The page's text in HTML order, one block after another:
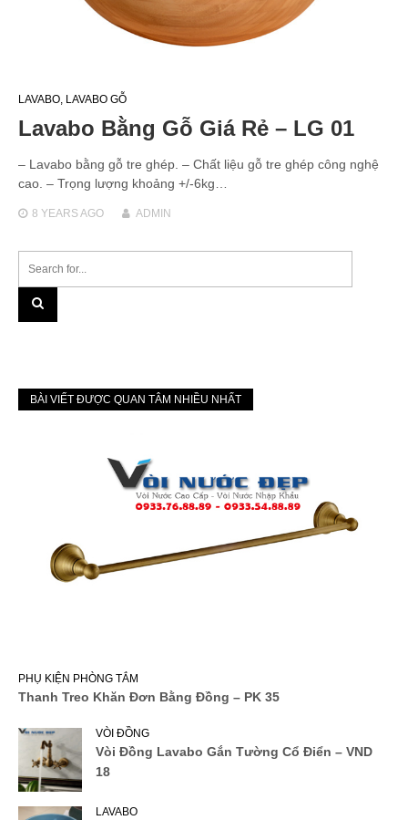
LAVABO, LAVABO GỖ
Lavabo Bằng Gỗ Giá Rẻ – LG 01
– Lavabo bằng gỗ tre ghép. – Chất liệu gỗ tre ghép công nghệ
cao. – Trọng lượng khoảng +/-6kg…
8 YEARSAGO ADMIN
BÀI VIẾT ĐƯỢC QUAN TÂM NHIỀU NHẤT
PHỤ KIỆN PHÒNG TẮM
Thanh Treo Khăn Đơn Bằng Đồng – PK 35
VÒI ĐỒNG
Vòi Đồng Lavabo Gắn Tường Cổ Điển – VND
18
LAVABO